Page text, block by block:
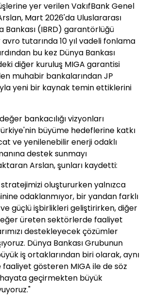
yer verilen VakıfBank Genel
Mart 2026'da Uluslararası
Bankası (IBRD) garantörlüğü
avro tutarında 10 yıl vadeli fonlama
bu kez Dünya Bankası
diğer kuruluş MIGA garantisi
muhabir bankalarından JP
yeni bir kaynak temin ettiklerini
bankacılığı vizyonları
büyüme hedeflerine katkı
ve yenilenebilir enerji odaklı
destek sunmayı
Arslan, şunları kaydetti:
oluştururken yalnızca
odaklanmıyor, bir yandan farklı
güçlü işbirlikleri geliştirirken, diğer
üreten sektörlerde faaliyet
destekleyecek çözümler
Dünya Bankası Grubunun
iş ortaklarından biri olarak, aynı
gösteren MIGA ile de söz
geçirmekten büyük